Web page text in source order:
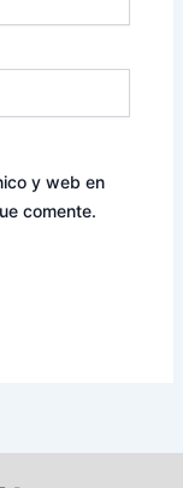
y web en
comente.